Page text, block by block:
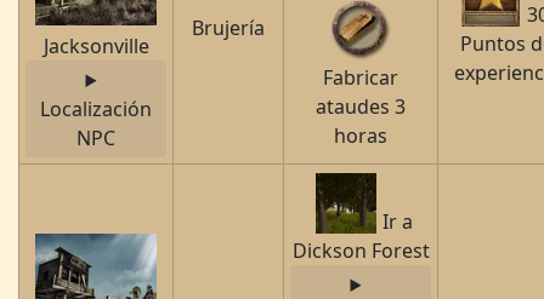
Jacksonville
Localización
NPC
Brujería
Fabricar
ataudes 3
horas
Puntos
Ir a
Dickson Forest